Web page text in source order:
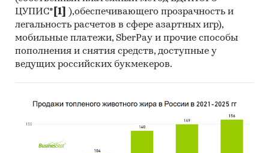
Наблюдается снижение арендных ставок и
есть возможность договориться с
арендодателями о минимальной плате за
Стабильный рост населения Санкт-
Петербурга и района как один из важных
Конкурентная среда (детские сады частного
типа, расположенные в непосредственной
близости в районе):
ЦУПИС* [1]
),обеспечивающего прозрачность и
легальность расчетов в сфере азартных игр),
мобильные платежи, SberPay и прочие способы
пополнения и снятия средств, доступные у
ведущих российских букмекеров.